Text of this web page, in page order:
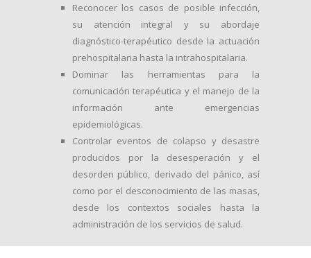
Reconocer los casos de posible infección,
su atención integral y su abordaje
diagnóstico-terapéutico desde la actuación
prehospitalaria hasta la intrahospitalaria.
Dominar las herramientas para la
comunicación terapéutica y el manejo de la
información ante emergencias
epidemiológicas.
Controlar eventos de colapso y desastre
producidos por la desesperación y el
desorden público, derivado del pánico, así
como por el desconocimiento de las masas,
desde los contextos sociales hasta la
administración de los servicios de salud.